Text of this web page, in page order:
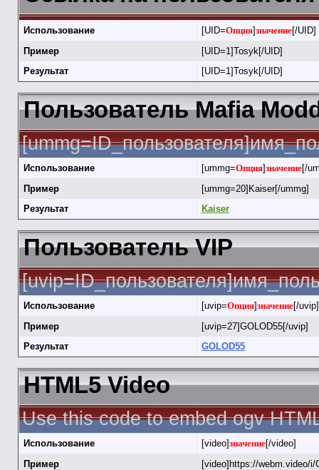
Использование [UID=Опция]значение[/UID]
Пример
[UID=1]Tosyk[/UID]
Результат
[UID=1]Tosyk[/UID]
Пользователь Mafia
Использование [ummg=Опция]значение[/
Пример
[ummg=20]Kaiser[/ummg]
Результат
Kaiser
Пользователь VIP
Использование [uvip=Опция]значение[/uvip]
Пример
[uvip=27]GOLOD55[/uvip]
Результат
GOLOD55
HTML5 Video
Use this code to embed ogv
Использование [video]значение[/video]
Пример
[video]https://webm.video/